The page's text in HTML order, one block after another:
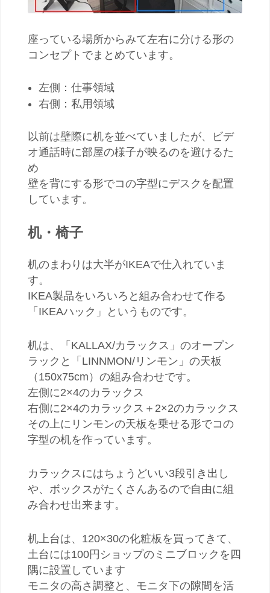
座っている場所からみて左右に分ける形の
コンセプトでまとめています。
左側：仕事領域
右側：私用領域
以前は壁際に机を並べていましたが、ビデ
オ通話時に部屋の様子が映るのを避けるた
め
壁を背にする形でコの字型にデスクを配置
しています。
机・椅子
机のまわりは大半がIKEAで仕入れていま
す。
IKEA製品をいろいろと組み合わせて作る
「IKEAハック」というものです。
机は、「KALLAX/カラックス」のオープン
ラックと「LINNMON/リンモン」の天板
（150x75cm）の組み合わせです。
左側に2×4のカラックス
右側に2×4のカラックス＋2×2のカラックス
その上にリンモンの天板を乗せる形でコの
字型の机を作っています。
カラックスにはちょうどいい3段引き出し
や、ボックスがたくさんあるので自由に組
み合わせ出来ます。
机上台は、120×30の化粧板を買ってきて、
土台には100円ショップのミニブロックを四
隅に設置しています
モニタの高さ調整と、モニタ下の隙間を活